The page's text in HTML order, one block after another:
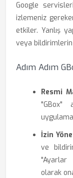
Google
izlemeniz
etkiler. Yanlış
veya
Adım Adım
Resmi
"GBox"
İzin
ve
"Ayarlar
olarak